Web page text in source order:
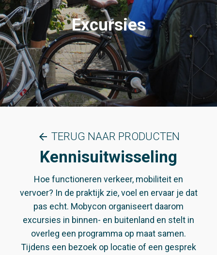
Excursies
arrow_back TERUG NAAR PRODUCTEN
Kennisuitwisseling
Hoe functioneren verkeer, mobiliteit en
vervoer? In de praktijk zie, voel en ervaar je dat
pas echt. Mobycon organiseert daarom
excursies in binnen- en buitenland en stelt in
overleg een programma op maat samen.
Tijdens een bezoek op locatie of een gesprek